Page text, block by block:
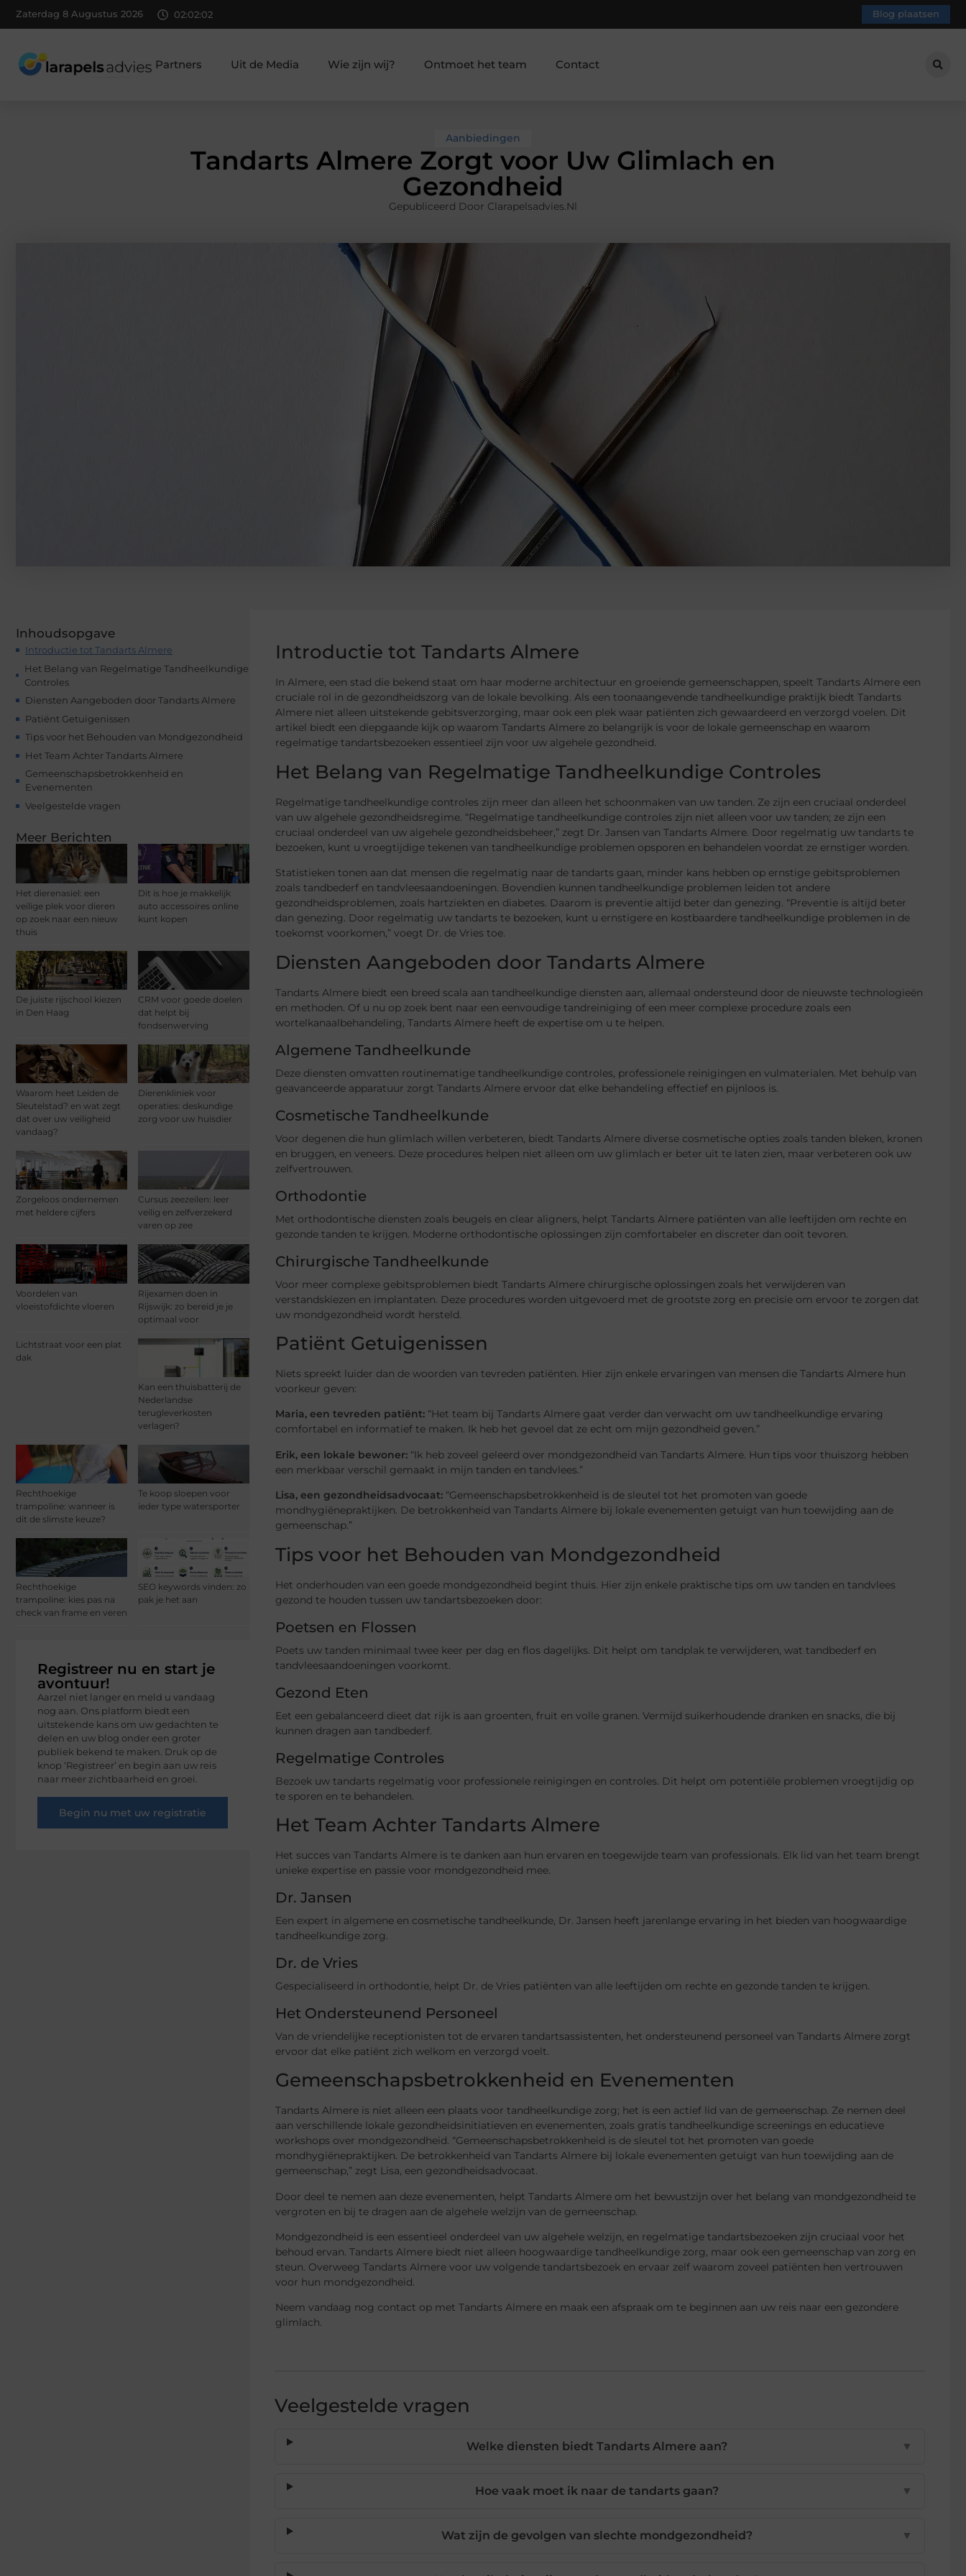
Zaterdag 8 Augustus 2026 02:02:04 Blog plaatsen
Partners Uit de Media Wie zijn wij? Ontmoet het team Contact
Aanbiedingen
Tandarts Almere Zorgt voor Uw Glimlach en
Gezondheid
Gepubliceerd Door Clarapelsadvies.nl
Inhoudsopgave
Introductie tot Tandarts Almere
Het Belang van Regelmatige Tandheelkundige
Controles
Diensten Aangeboden door Tandarts Almere
Patiënt Getuigenissen
Tips voor het Behouden van Mondgezondheid
Het Team Achter Tandarts Almere
Gemeenschapsbetrokkenheid en
Evenementen
Veelgestelde vragen
Meer Berichten
Het dierenasiel: een
veilige plek voor dieren
op zoek naar een nieuw
thuis
Dit is hoe je makkelijk
auto accessoires online
kunt kopen
De juiste rijschool kiezen
in Den Haag
CRM voor goede doelen
dat helpt bij
fondsenwerving
Waarom heet Leiden de
Sleutelstad? en wat zegt
dat over uw veiligheid
vandaag?
Dierenkliniek voor
operaties: deskundige
zorg voor uw huisdier
Zorgeloos ondernemen
met heldere cijfers
Cursus zeezeilen: leer
veilig en zelfverzekerd
varen op zee
Voordelen van
vloeistofdichte vloeren
Rijexamen doen in
Rijswijk: zo bereid je je
optimaal voor
Lichtstraat voor een plat
dak
Kan een thuisbatterij de
Nederlandse
terugleverkosten
verlagen?
Rechthoekige
trampoline: wanneer is
dit de slimste keuze?
Te koop sloepen voor
ieder type watersporter
Rechthoekige
trampoline: kies pas na
check van frame en veren
SEO keywords vinden: zo
pak je het aan
Registreer nu en start je
avontuur!
Aarzel niet langer en meld u vandaag
nog aan. Ons platform biedt een
uitstekende kans om uw gedachten te
delen en uw blog onder een groter
publiek bekend te maken. Druk op de
knop ‘Registreer’ en begin aan uw reis
naar meer zichtbaarheid en groei.
Begin nu met uw registratie
Introductie tot Tandarts Almere
In Almere, een stad die bekend staat om haar moderne architectuur en groeiende gemeenschappen, speelt Tandarts Almere een
cruciale rol in de gezondheidszorg van de lokale bevolking. Als een toonaangevende tandheelkundige praktijk biedt Tandarts
Almere niet alleen uitstekende gebitsverzorging, maar ook een plek waar patiënten zich gewaardeerd en verzorgd voelen. Dit
artikel biedt een diepgaande kijk op waarom Tandarts Almere zo belangrijk is voor de lokale gemeenschap en waarom
regelmatige tandartsbezoeken essentieel zijn voor uw algehele gezondheid.
Het Belang van Regelmatige Tandheelkundige Controles
Regelmatige tandheelkundige controles zijn meer dan alleen het schoonmaken van uw tanden. Ze zijn een cruciaal onderdeel
van uw algehele gezondheidsregime. “Regelmatige tandheelkundige controles zijn niet alleen voor uw tanden; ze zijn een
cruciaal onderdeel van uw algehele gezondheidsbeheer,” zegt Dr. Jansen van Tandarts Almere. Door regelmatig uw tandarts te
bezoeken, kunt u vroegtijdige tekenen van tandheelkundige problemen opsporen en behandelen voordat ze ernstiger worden.
Statistieken tonen aan dat mensen die regelmatig naar de tandarts gaan, minder kans hebben op ernstige gebitsproblemen
zoals tandbederf en tandvleesaandoeningen. Bovendien kunnen tandheelkundige problemen leiden tot andere
gezondheidsproblemen, zoals hartziekten en diabetes. Daarom is preventie altijd beter dan genezing. “Preventie is altijd beter
dan genezing. Door regelmatig uw tandarts te bezoeken, kunt u ernstigere en kostbaardere tandheelkundige problemen in de
toekomst voorkomen,” voegt Dr. de Vries toe.
Diensten Aangeboden door Tandarts Almere
Tandarts Almere biedt een breed scala aan tandheelkundige diensten aan, allemaal ondersteund door de nieuwste technologieën
en methoden. Of u nu op zoek bent naar een eenvoudige tandreiniging of een meer complexe procedure zoals een
wortelkanaalbehandeling, Tandarts Almere heeft de expertise om u te helpen.
Algemene Tandheelkunde
Deze diensten omvatten routinematige tandheelkundige controles, professionele reinigingen en vulmaterialen. Met behulp van
geavanceerde apparatuur zorgt Tandarts Almere ervoor dat elke behandeling effectief en pijnloos is.
Cosmetische Tandheelkunde
Voor degenen die hun glimlach willen verbeteren, biedt Tandarts Almere diverse cosmetische opties zoals tanden bleken, kronen
en bruggen, en veneers. Deze procedures helpen niet alleen om uw glimlach er beter uit te laten zien, maar verbeteren ook uw
zelfvertrouwen.
Orthodontie
Met orthodontische diensten zoals beugels en clear aligners, helpt Tandarts Almere patiënten van alle leeftijden om rechte en
gezonde tanden te krijgen. Moderne orthodontische oplossingen zijn comfortabeler en discreter dan ooit tevoren.
Chirurgische Tandheelkunde
Voor meer complexe gebitsproblemen biedt Tandarts Almere chirurgische oplossingen zoals het verwijderen van
verstandskiezen en implantaten. Deze procedures worden uitgevoerd met de grootste zorg en precisie om ervoor te zorgen dat
uw mondgezondheid wordt hersteld.
Patiënt Getuigenissen
Niets spreekt luider dan de woorden van tevreden patiënten. Hier zijn enkele ervaringen van mensen die Tandarts Almere hun
voorkeur geven:
Maria, een tevreden patiënt: “Het team bij Tandarts Almere gaat verder dan verwacht om uw tandheelkundige ervaring
comfortabel en informatief te maken. Ik heb het gevoel dat ze echt om mijn gezondheid geven.”
Erik, een lokale bewoner: “Ik heb zoveel geleerd over mondgezondheid van Tandarts Almere. Hun tips voor thuiszorg hebben
een merkbaar verschil gemaakt in mijn tanden en tandvlees.”
Lisa, een gezondheidsadvocaat: “Gemeenschapsbetrokkenheid is de sleutel tot het promoten van goede
mondhygiënepraktijken. De betrokkenheid van Tandarts Almere bij lokale evenementen getuigt van hun toewijding aan de
gemeenschap.”
Tips voor het Behouden van Mondgezondheid
Het onderhouden van een goede mondgezondheid begint thuis. Hier zijn enkele praktische tips om uw tanden en tandvlees
gezond te houden tussen uw tandartsbezoeken door:
Poetsen en Flossen
Poets uw tanden minimaal twee keer per dag en flos dagelijks. Dit helpt om tandplak te verwijderen, wat tandbederf en
tandvleesaandoeningen voorkomt.
Gezond Eten
Eet een gebalanceerd dieet dat rijk is aan groenten, fruit en volle granen. Vermijd suikerhoudende dranken en snacks, die bij
kunnen dragen aan tandbederf.
Regelmatige Controles
Bezoek uw tandarts regelmatig voor professionele reinigingen en controles. Dit helpt om potentiële problemen vroegtijdig op
te sporen en te behandelen.
Het Team Achter Tandarts Almere
Het succes van Tandarts Almere is te danken aan hun ervaren en toegewijde team van professionals. Elk lid van het team brengt
unieke expertise en passie voor mondgezondheid mee.
Dr. Jansen
Een expert in algemene en cosmetische tandheelkunde, Dr. Jansen heeft jarenlange ervaring in het bieden van hoogwaardige
tandheelkundige zorg.
Dr. de Vries
Gespecialiseerd in orthodontie, helpt Dr. de Vries patiënten van alle leeftijden om rechte en gezonde tanden te krijgen.
Het Ondersteunend Personeel
Van de vriendelijke receptionisten tot de ervaren tandartsassistenten, het ondersteunend personeel van Tandarts Almere zorgt
ervoor dat elke patiënt zich welkom en verzorgd voelt.
Gemeenschapsbetrokkenheid en Evenementen
Tandarts Almere is niet alleen een plaats voor tandheelkundige zorg; het is een actief lid van de gemeenschap. Ze nemen deel
aan verschillende lokale gezondheidsinitiatieven en evenementen, zoals gratis tandheelkundige screenings en educatieve
workshops over mondgezondheid. “Gemeenschapsbetrokkenheid is de sleutel tot het promoten van goede
mondhygiënepraktijken. De betrokkenheid van Tandarts Almere bij lokale evenementen getuigt van hun toewijding aan de
gemeenschap,” zegt Lisa, een gezondheidsadvocaat.
Door deel te nemen aan deze evenementen, helpt Tandarts Almere om het bewustzijn over het belang van mondgezondheid te
vergroten en bij te dragen aan de algehele welzijn van de gemeenschap.
Mondgezondheid is een essentieel onderdeel van uw algehele welzijn, en regelmatige tandartsbezoeken zijn cruciaal voor het
behoud ervan. Tandarts Almere biedt niet alleen hoogwaardige tandheelkundige zorg, maar ook een gemeenschap van zorg en
steun. Overweeg Tandarts Almere voor uw volgende tandartsbezoek en ervaar zelf waarom zoveel patiënten hen vertrouwen
voor hun mondgezondheid.
Neem vandaag nog contact op met Tandarts Almere en maak een afspraak om te beginnen aan uw reis naar een gezondere
glimlach.
Veelgestelde vragen
Welke diensten biedt Tandarts Almere aan? ▼
Hoe vaak moet ik naar de tandarts gaan? ▼
Wat zijn de gevolgen van slechte mondgezondheid? ▼